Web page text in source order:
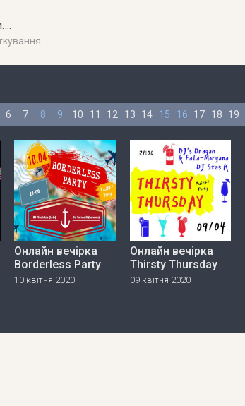
6 7 8 9 10 11 12 13 14 15 16 17 18 19
Онлайн вечірка
Borderless Party
10 квітня 2020
Онлайн вечірка
Thirsty Thursday
09 квітня 2020